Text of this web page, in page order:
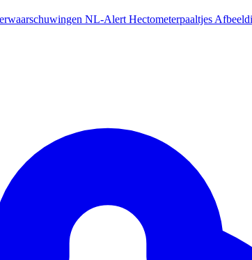
NL-Alert Hectometerpaaltjes